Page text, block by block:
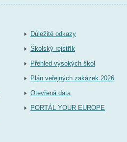
Důležité odkazy
Školský rejstřík
Přehled vysokých škol
Plán veřejných zakázek 2026
Otevřená data
PORTÁL YOUR EUROPE